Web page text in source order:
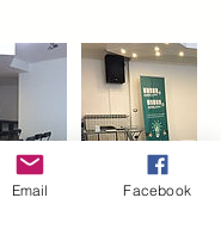
Email Facebook